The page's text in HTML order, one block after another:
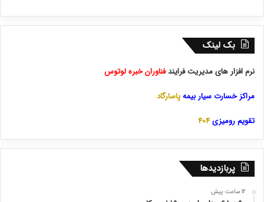
بک لینک
نرم افزار های مدیریت فرایندفناوران خبره لوتوس
مراکز خسارت سیار بیمهپاسارگاد
تقویم رومیزی404
پربازدیدها
12 ساعت پیش